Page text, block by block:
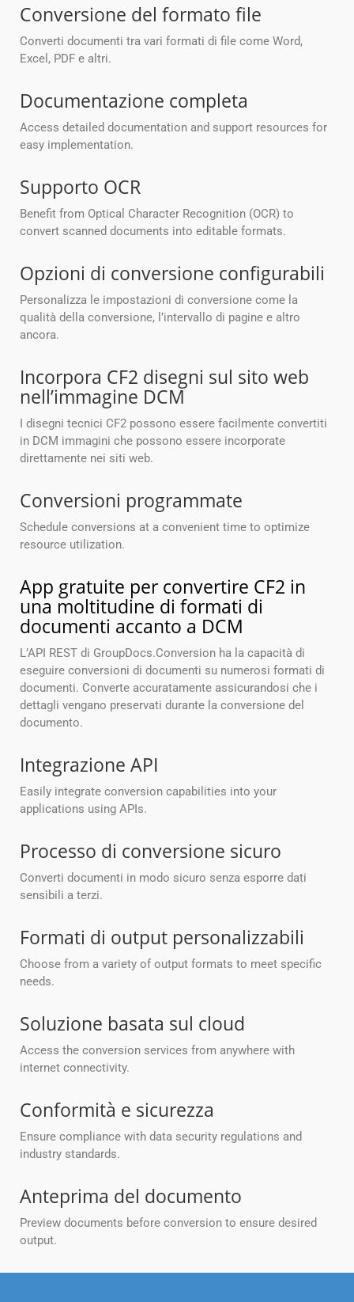
Conversione del formato file
Converti documenti tra vari formati di file come Word,
Excel, PDF e altri.
Documentazione completa
Access detailed documentation and support resources for
easy implementation.
Supporto OCR
Benefit from Optical Character Recognition (OCR) to
convert scanned documents into editable formats.
Opzioni di conversione configurabili
Personalizza le impostazioni di conversione come la
qualità della conversione, l’intervallo di pagine e altro
ancora.
Incorpora CF2 disegni sul sito web
nell’immagine DCM
I disegni tecnici CF2 possono essere facilmente convertiti
in DCM immagini che possono essere incorporate
direttamente nei siti web.
Conversioni programmate
Schedule conversions at a convenient time to optimize
resource utilization.
App gratuite per convertire CF2 in
una moltitudine di formati di
documenti accanto a DCM
L’API REST di GroupDocs.Conversion ha la capacità di
eseguire conversioni di documenti su numerosi formati di
documenti. Converte accuratamente assicurandosi che i
dettagli vengano preservati durante la conversione del
documento.
Integrazione API
Easily integrate conversion capabilities into your
applications using APIs.
Processo di conversione sicuro
Converti documenti in modo sicuro senza esporre dati
sensibili a terzi.
Formati di output personalizzabili
Choose from a variety of output formats to meet specific
needs.
Soluzione basata sul cloud
Access the conversion services from anywhere with
internet connectivity.
Conformità e sicurezza
Ensure compliance with data security regulations and
industry standards.
Anteprima del documento
Preview documents before conversion to ensure desired
output.